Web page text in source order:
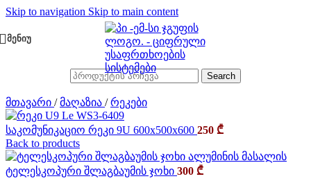
Skip to navigation Skip to main content
ᲛᲔᲜᲘᲣ
Search
მთავარი / მაღაზია / რეკები
საკომუნიკაციო რეკი 9U 600x500x600 250 ₾
Back to products
ტელესკოპური შლაგბაუმის ჯოხი 300 ₾